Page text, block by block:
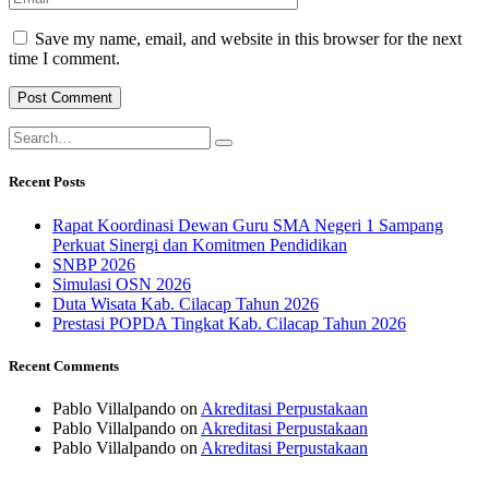
Save my name, email, and website in this browser for the next
time I comment.
Recent Posts
Rapat Koordinasi Dewan Guru SMA Negeri 1 Sampang
Perkuat Sinergi dan Komitmen Pendidikan
SNBP 2026
Simulasi OSN 2026
Duta Wisata Kab. Cilacap Tahun 2026
Prestasi POPDA Tingkat Kab. Cilacap Tahun 2026
Recent Comments
Pablo Villalpando on Akreditasi Perpustakaan
Pablo Villalpando on Akreditasi Perpustakaan
Pablo Villalpando on Akreditasi Perpustakaan